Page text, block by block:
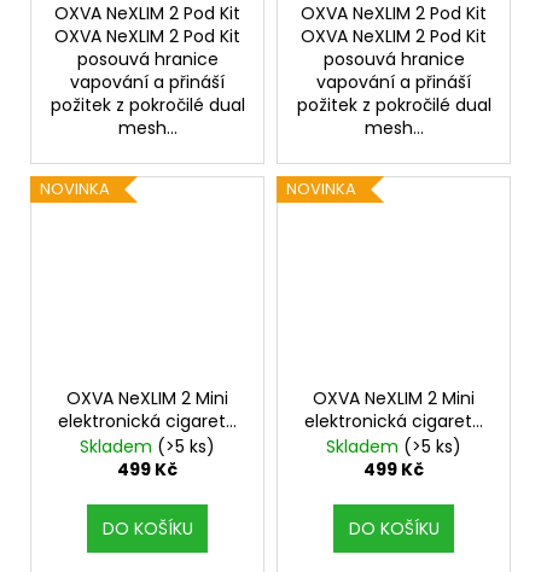
OXVA NeXLIM 2 Pod Kit
OXVA NeXLIM 2 Pod Kit
posouvá hranice
vapování a přináší
požitek z pokročilé dual
mesh...
OXVA NeXLIM 2 Pod Kit
OXVA NeXLIM 2 Pod Kit
posouvá hranice
vapování a přináší
požitek z pokročilé dual
mesh...
NOVINKA
OXVA NeXLIM 2 Mini
elektronická cigareta
1500mAh Titanium
Gray
Skladem (>5 ks)
499 Kč
DO KOŠÍKU
NOVINKA
OXVA NeXLIM 2 Mini
elektronická cigareta
1500mAh Sakura Pink
Skladem (>5 ks)
499 Kč
DO KOŠÍKU